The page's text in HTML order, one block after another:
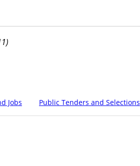
Jobs Public Tenders and Selections